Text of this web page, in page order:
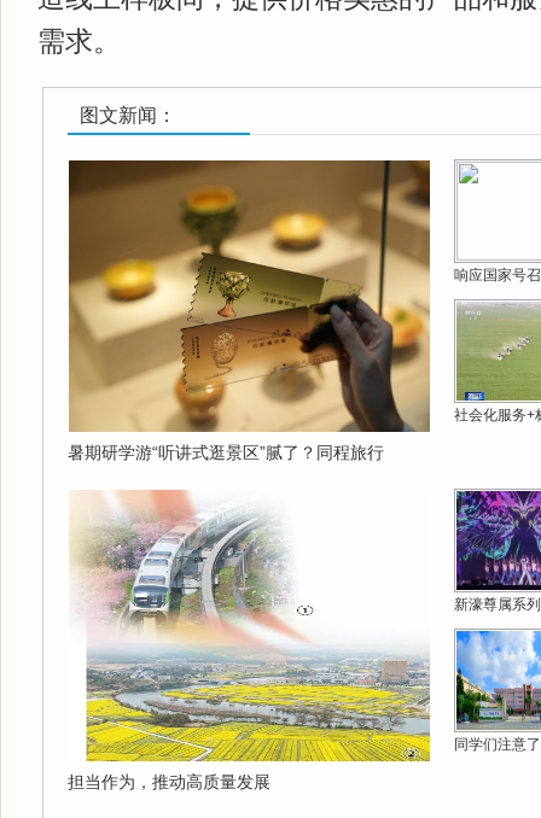
需求。
图文新闻：
暑期研学游“听讲式逛景区”腻了？同程旅行
响应国家号
社会化服务+
担当作为，推动高质量发展
新濠尊属系
同学们注意